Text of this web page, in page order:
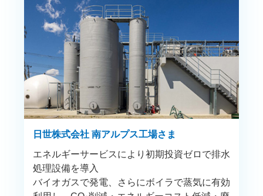
日世株式会社 南アルプス工場さま
エネルギーサービスにより初期投資ゼロで排水
処理設備を導入
バイオガスで発電、さらにボイラで蒸気に有効